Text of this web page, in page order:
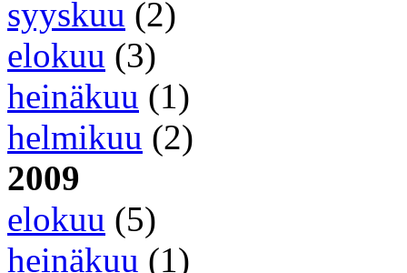
syyskuu (2)
elokuu (3)
heinäkuu (1)
helmikuu (2)
2009
elokuu (5)
heinäkuu (1)